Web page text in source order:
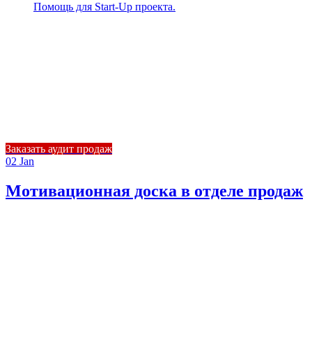
Помощь для Start-Up проекта.
Заказать аудит продаж
02 Jan
Мотивационная доска в отделе продаж